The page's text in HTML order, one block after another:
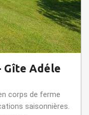
Gîte Adéle
corps de ferme
saisonnières.